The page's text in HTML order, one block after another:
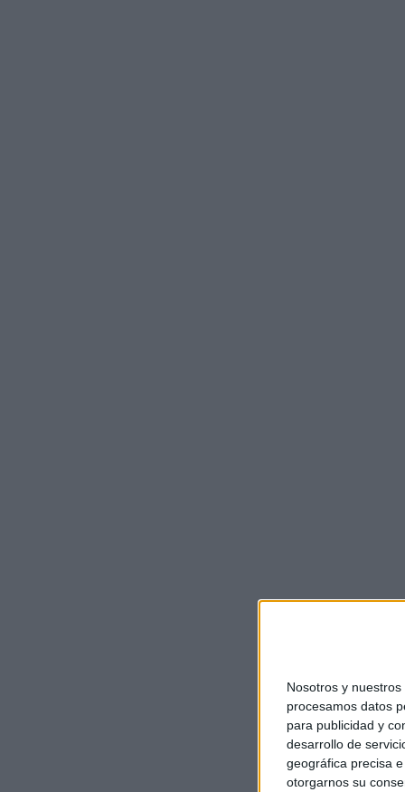
Nosotros y nuestros
procesamos datos
para publicidad y
desarrollo de
geográfica precisa
otorgarnos su